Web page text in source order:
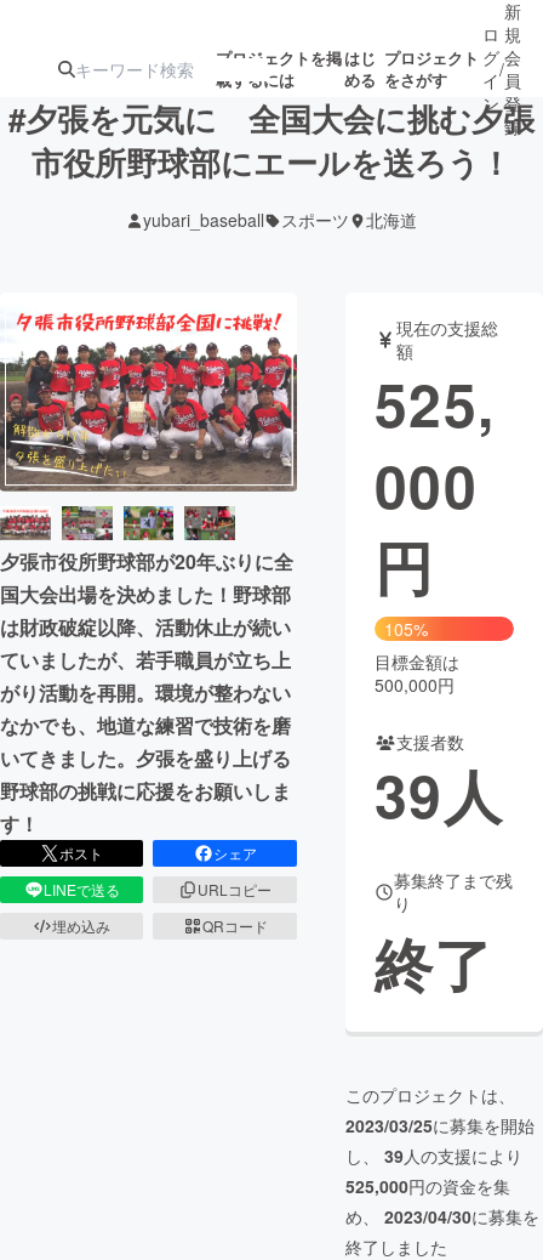
プロジェクトを掲
載するには
はじ
める
プロジェクト
をさがす
ターン
ジェクト
募集終了が近いプ
ロジェクト
アート・写真 音楽
テクノロジー・ガジェット ゲーム・サ
映像・映画
ビジネス・起業
まちづくり・地域活性化
CAMPFIRE for Social Good
CAMPFIRE Creation
CAMPFIREふるさと納税machi-ya コミュニティ
ロ
グ
イ
ン
/
新
規
会
員
登
録
#夕張を元気に 全国大会に挑む夕張
市役所野球部にエールを送ろう！
yubari_baseball スポーツ 北海道
夕張市役所野球部が20年ぶりに全
国大会出場を決めました！野球部
は財政破綻以降、活動休止が続い
ていましたが、若手職員が立ち上
がり活動を再開。環境が整わない
なかでも、地道な練習で技術を磨
いてきました。夕張を盛り上げる
野球部の挑戦に応援をお願いしま
す！
ポスト
シェア
LINEで送る
URLコピー
埋め込み
QRコード
現在の支援総
額
525,
000
円
105%
目標金額は
500,000円
支援者数
39人
募集終了まで残
り
終了
このプロジェクトは、
2023/03/25に募集を開始
し、 39人の支援により
525,000円の資金を集
め、 2023/04/30に募集を
終了しました